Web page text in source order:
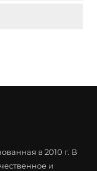
в 2010 г. В
и